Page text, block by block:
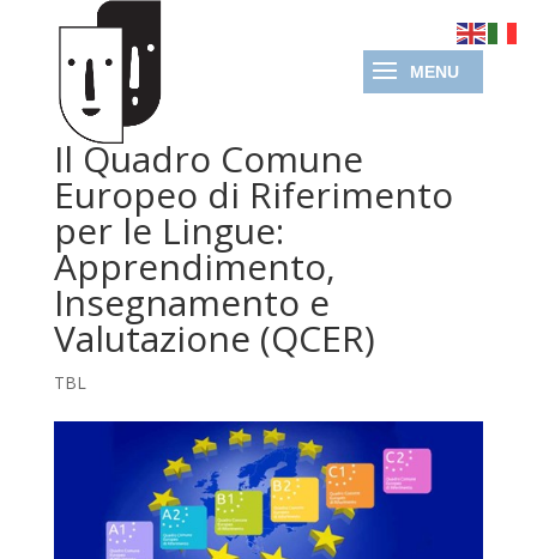
Il Quadro Comune
Europeo di Riferimento
per le Lingue:
Apprendimento,
Insegnamento e
Valutazione (QCER)
TBL